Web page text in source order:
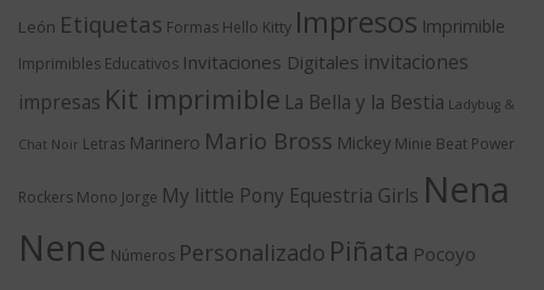
León Etiquetas Formas Hello Kitty Impresos Imprimible
Imprimibles Educativos Invitaciones Digitales invitaciones
impresas Kit imprimible La Bella y la Bestia Ladybug &
Chat Noir Letras Marinero Mario Bross Mickey Minie Beat Power
Rockers Mono Jorge My little Pony Equestria Girls Nena
Nene Números Personalizado Piñata Pocoyo